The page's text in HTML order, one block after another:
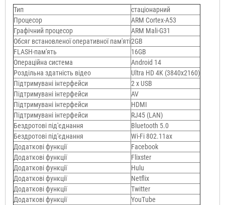
Тип
стаціонарний
Процесор
ARM Cortex-A53
Графічний процесор
ARM Mali-G31
Обсяг встановленої оперативної пам'яті2GB
FLASH-пам'ять
16GB
Операційна система
Android 14
Роздільна здатність відео
Ultra HD 4K (3840x2160)
Підтримувані інтерфейси
2 х USB
Підтримувані інтерфейси
AV
Підтримувані інтерфейси
HDMI
Підтримувані інтерфейси
RJ45 (LAN)
Бездротові під'єднання
Bluetooth 5.0
Бездротові під'єднання
Wi-Fi 802.11ax
Додаткові функції
Facebook
Додаткові функції
Flixster
Додаткові функції
Hulu
Додаткові функції
Netflix
Додаткові функції
Twitter
Додаткові функції
YouTube